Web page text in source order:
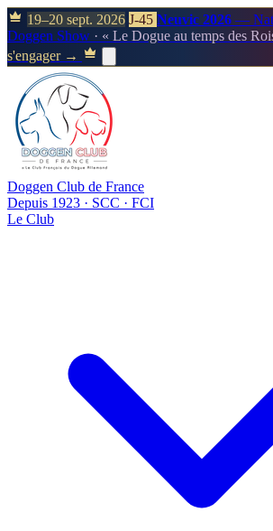
19–20 sept. 2026 J-45 Neuvic 2026 —
Doggen Show · « Le Dogue au temps des
s'engager →
Doggen Club de France
Depuis 1923 · SCC · FCI
Le Club